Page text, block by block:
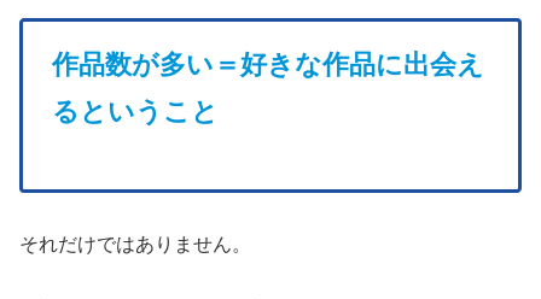
作品数が多い＝好きな作品に出会え
るということ
それだけではありません。